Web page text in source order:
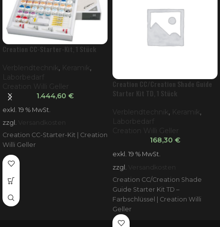
Creation CC-Starter-Kit, 1 Stück
Verblendtechnik , Keramik ,
Laborbedarf
Creation Willi Geller
1.444,60 €
exkl. 19 % MwSt.
zzgl. Versandkosten
Creation CC-Starter-Kit | Creation
Willi Geller
Creation CC/Creation Shade Guide
Starter Kit TD, 1 Stück
Verblendtechnik , Keramik ,
Laborbedarf
Creation Willi Geller
168,30 €
exkl. 19 % MwSt.
zzgl.
Versandkosten
Creation CC/Creation Shade
Guide Starter Kit TD –
Farbschlüssel | Creation Willi
Geller